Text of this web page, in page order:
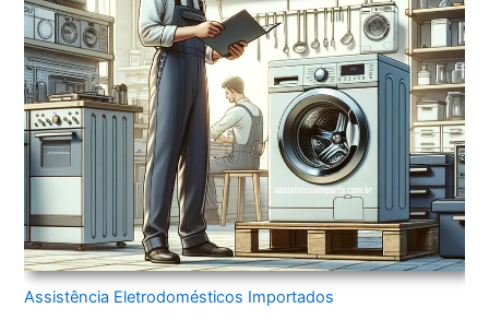
Assistência Eletrodomésticos Importados